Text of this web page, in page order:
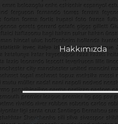
Hakkımızda